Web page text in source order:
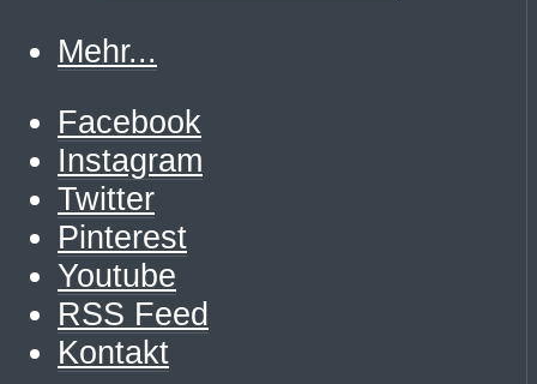
Mehr...
Facebook
Instagram
Twitter
Pinterest
Youtube
RSS Feed
Kontakt